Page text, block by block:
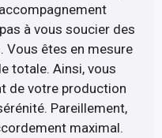
à vous soucier des
Vous êtes en mesure
totale. Ainsi, vous
de votre production
Pareillement,
maximal.